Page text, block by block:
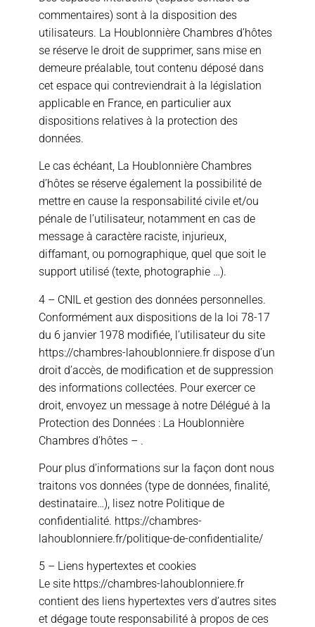
commentaires) sont à la disposition des
utilisateurs. La Houblonnière Chambres d’hôtes
se réserve le droit de supprimer, sans mise en
demeure préalable, tout contenu déposé dans
cet espace qui contreviendrait à la législation
applicable en France, en particulier aux
dispositions relatives à la protection des
données.
Le cas échéant, La Houblonnière Chambres
d’hôtes se réserve également la possibilité de
mettre en cause la responsabilité civile et/ou
pénale de l’utilisateur, notamment en cas de
message à caractère raciste, injurieux,
diffamant, ou pornographique, quel que soit le
support utilisé (texte, photographie …).
4 – CNIL et gestion des données personnelles.
Conformément aux dispositions de la loi 78-17
du 6 janvier 1978 modifiée, l’utilisateur du site
https://chambres-lahoublonniere.fr dispose d’un
droit d’accès, de modification et de suppression
des informations collectées. Pour exercer ce
droit, envoyez un message à notre Délégué à la
Protection des Données : La Houblonnière
Chambres d’hôtes – .
Pour plus d’informations sur la façon dont nous
traitons vos données (type de données, finalité,
destinataire…), lisez notre Politique de
confidentialité. https://chambres-
lahoublonniere.fr/politique-de-confidentialite/
5 – Liens hypertextes et cookies
Le site https://chambres-lahoublonniere.fr
contient des liens hypertextes vers d’autres sites
et dégage toute responsabilité à propos de ces